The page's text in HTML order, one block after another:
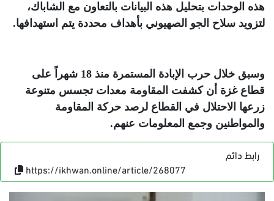
هذه الوحدات بتحليل هذه البيانات بالتعاون مع الشاباك،
لتزويد سلاح الجو الصهيوني بأهداف محددة يتم استهدافها.
وسبق خلال حرب الإبادة المستمرة منذ 18 شهراً على
قطاع غزة أن كشفت المقاومة معدات تجسس متنوعة
زرعها الاحتلال في القطاع لرصد حركة المقاومة
والمواطنين وجمع المعلومات عنهم.
رابط دائم
https://ikhwan.online/article/268077